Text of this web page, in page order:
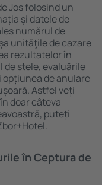
Jos folosind un
și datele de
numărul de
unităţile de cazare
rezultatelor în
stele, evaluările
de anulare
Astfel veți
doar câteva
puteți
în Ceptura de